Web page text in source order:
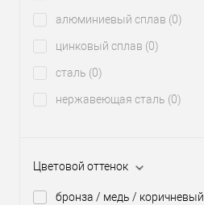
алюминиевый сплав (0)
цинковый сплав (0)
сталь (0)
нержавеющая сталь (0)
Цветовой оттенок
бронза / медь / коричневый